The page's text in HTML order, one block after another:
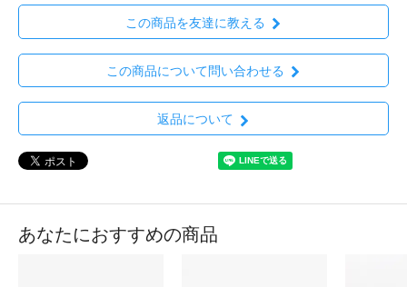
この商品を友達に教える
この商品について問い合わせる
返品について
あなたにおすすめの商品